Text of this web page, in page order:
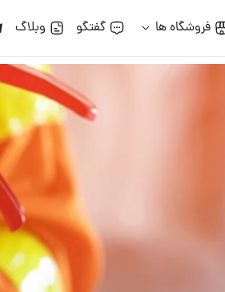
فروشگاه ها گفتگو وبلاگ